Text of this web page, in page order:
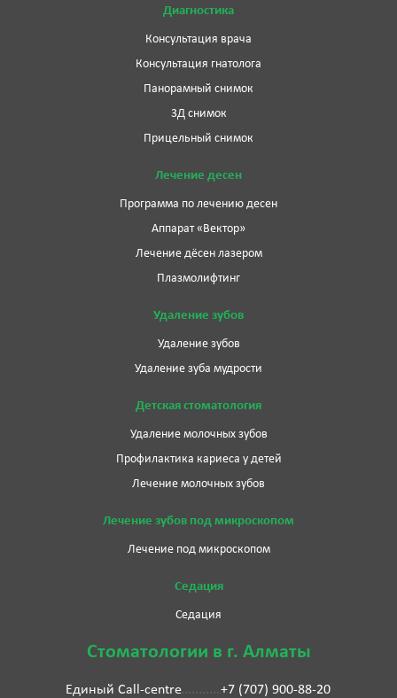
Диагностика
Консультация врача
Консультация гнатолога
Панорамный снимок
3Д снимок
Прицельный снимок
Лечение десен
Программа по лечению десен
Аппарат «Вектор»
Лечение дёсен лазером
Плазмолифтинг
Удаление зубов
Удаление зубов
Удаление зуба мудрости
Детская стоматология
Удаление молочных зубов
Профилактика кариеса у детей
Лечение молочных зубов
Лечение зубов под микроскопом
Лечение под микроскопом
Седация
Седация
Стоматологии в г. Алматы
Единый Call-centre
+7 (707) 900-88-20